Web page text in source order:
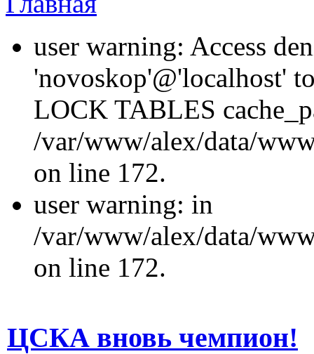
user warning: Access
'novoskop'@'localhost'
LOCK TABLES
/var/www/alex/data/
on line 172.
user warning: in
/var/www/alex/data/
on line 172.
ЦСКА вновь чемпион!